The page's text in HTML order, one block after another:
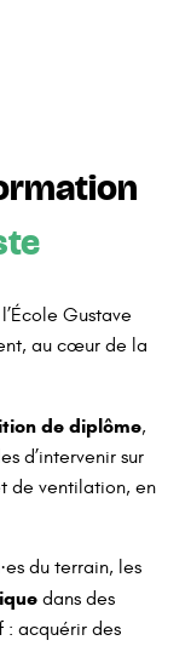
Gustave
au cœur de la
de diplôme,
d’intervenir sur
de ventilation, en
du terrain, les
dans des
: acquérir des